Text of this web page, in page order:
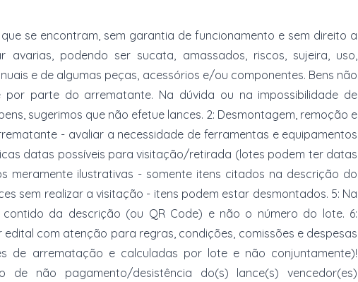
se encontram, sem garantia de funcionamento e sem direito a
avarias, podendo ser sucata, amassados, riscos, sujeira, uso,
e de algumas peças, acessórios e/ou componentes. Bens não
parte do arrematante. Na dúvida ou na impossibilidade de
sugerimos que não efetue lances. 2: Desmontagem, remoção e
- avaliar a necessidade de ferramentas e equipamentos
datas possíveis para visitação/retirada (lotes podem ter datas
meramente ilustrativas - somente itens citados na descrição do
sem realizar a visitação - itens podem estar desmontados. 5: Na
da descrição (ou QR Code) e não o número do lote. 6:
com atenção para regras, condições, comissões e despesas
de arrematação e calculadas por lote e não conjuntamente)!
não pagamento/desistência do(s) lance(s) vencedor(es)